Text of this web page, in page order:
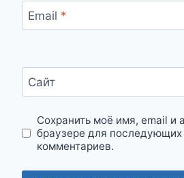
Email *
Сайт
Сохранить моё имя, email и
браузере для
комментариев.